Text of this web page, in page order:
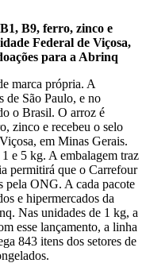
B9, ferro, zinco e
Federal de Viçosa,
para a Abrinq
marca própria. A
de São Paulo, e no
o Brasil. O arroz é
zinco e recebeu o selo
em Minas Gerais.
e 5 kg. A embalagem traz
permitirá que o Carrefour
pela ONG. A cada pacote
e hipermercados da
Nas unidades de 1 kg, a
esse lançamento, a linha
843 itens dos setores de